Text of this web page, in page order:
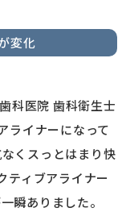
変化
科医院 歯科衛生士
ライナーになって
くスっとはまり快
ティブアライナー
瞬ありました。